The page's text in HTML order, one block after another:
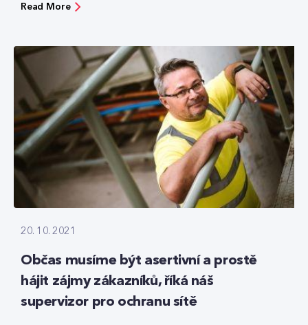
Read More
20. 10. 2021
Občas musíme být asertivní a prostě
hájit zájmy zákazníků, říká náš
supervizor pro ochranu sítě